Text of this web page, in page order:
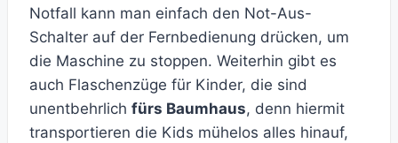
Notfall kann man einfach den Not-Aus-
Schalter auf der Fernbedienung drücken, um
die Maschine zu stoppen. Weiterhin gibt es
auch Flaschenzüge für Kinder, die sind
unentbehrlich fürs Baumhaus, denn hiermit
transportieren die Kids mühelos alles hinauf,